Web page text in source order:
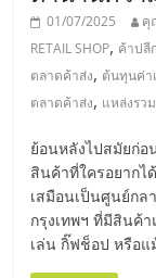
01/07/2025 คุ
RETAIL SHOP, ค้าปลี
ตลาดค้าส่ง, ต้นทุนค่า
ตลาดค้าส่ง, แหล่งรว
ย้อนหลังไปสมัยก่อ
สินค้าที่ใครอยากไ
เสมือนเป็นศูนย์ก
กรุงเทพฯ ที่มีสินค้า
เล่น กิ๊ฟช็อป หรือแ